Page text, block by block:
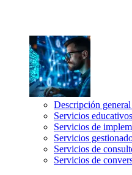
Descripción
Servicios educativos
Servicios de
Servicios
Servicios de
Servicios de